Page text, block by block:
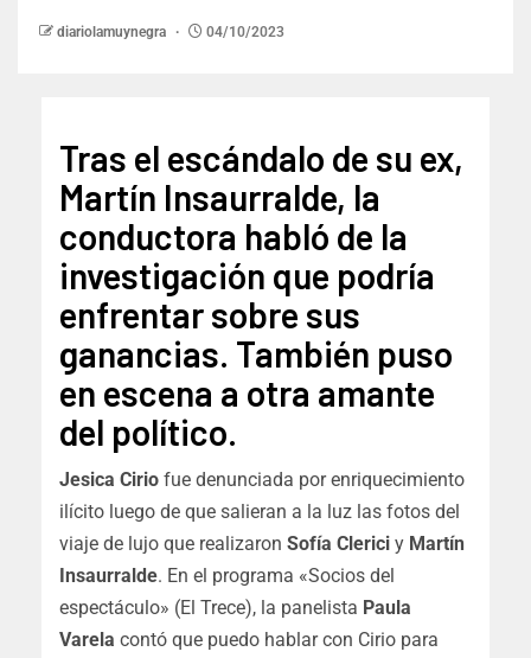
diariolamuynegra 04/10/2023
Tras el escándalo de su ex,
Martín Insaurralde, la
conductora habló de la
investigación que podría
enfrentar sobre sus
ganancias. También puso
en escena a otra amante
del político.
Jesica Cirio fue denunciada por enriquecimiento
ilícito luego de que salieran a la luz las fotos del
viaje de lujo que realizaron Sofía Clerici y Martín
Insaurralde. En el programa «Socios del
espectáculo» (El Trece), la panelista Paula
Varela contó que puedo hablar con Cirio para